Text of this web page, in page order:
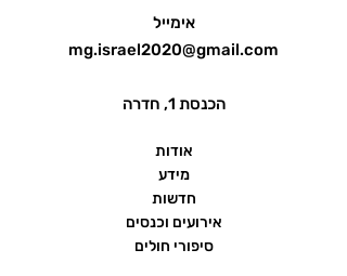
אימייל
mg.israel2020@gmail.com
הכנסת 1, חדרה
אודות
מידע
חדשות
אירועים וכנסים
סיפורי חולים